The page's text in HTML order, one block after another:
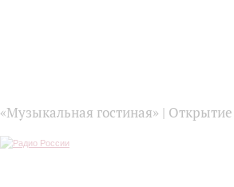
«Музыкальная гостиная» |